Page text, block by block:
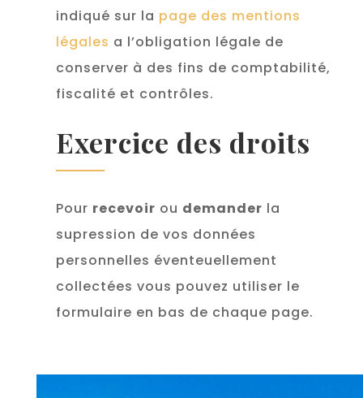
indiqué sur la page des mentions
légales a l’obligation légale de
conserver à des fins de comptabilité,
fiscalité et contrôles.
Exercice des droits
Pour recevoir ou demander la
supression de vos données
personnelles éventeuellement
collectées vous pouvez utiliser le
formulaire en bas de chaque page.